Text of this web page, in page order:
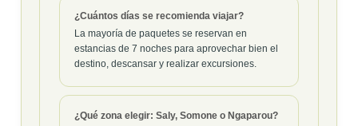
¿Cuántos días se recomienda viajar?
La mayoría de paquetes se reservan en
estancias de 7 noches para aprovechar bien el
destino, descansar y realizar excursiones.
¿Qué zona elegir: Saly, Somone o Ngaparou?